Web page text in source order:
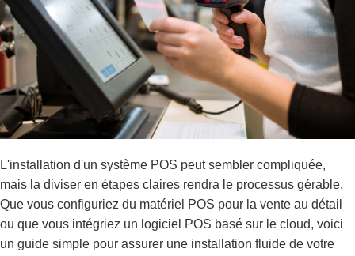
L'installation d'un système POS peut sembler compliquée,
mais la diviser en étapes claires rendra le processus gérable.
Que vous configuriez du matériel POS pour la vente au détail
ou que vous intégriez un logiciel POS basé sur le cloud, voici
un guide simple pour assurer une installation fluide de votre